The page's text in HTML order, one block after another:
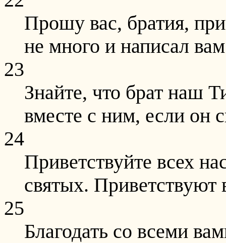
Прошу вас, братия,
не много и написал
23
Знайте, что брат наш
вместе с ним, если он
24
Приветствуйте всех
святых. Приветствуют
25
Благодать со всеми